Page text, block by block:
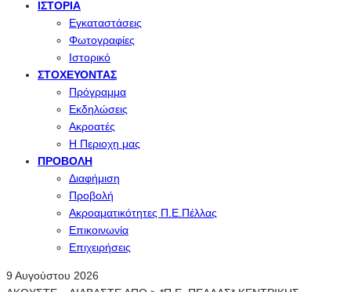
ΙΣΤΟΡΊΑ
Εγκαταστάσεις
Φωτογραφίες
Ιστορικό
ΣΤΟΧΕΎΟΝΤΑΣ
Πρόγραμμα
Εκδηλώσεις
Ακροατές
Η Περιοχη μας
ΠΡΟΒΟΛΉ
Διαφήμιση
Προβολή
Ακροαματικότητες Π.Ε.Πέλλας
Επικοινωνία
Επιχειρήσεις
9 Αυγούστου 2026